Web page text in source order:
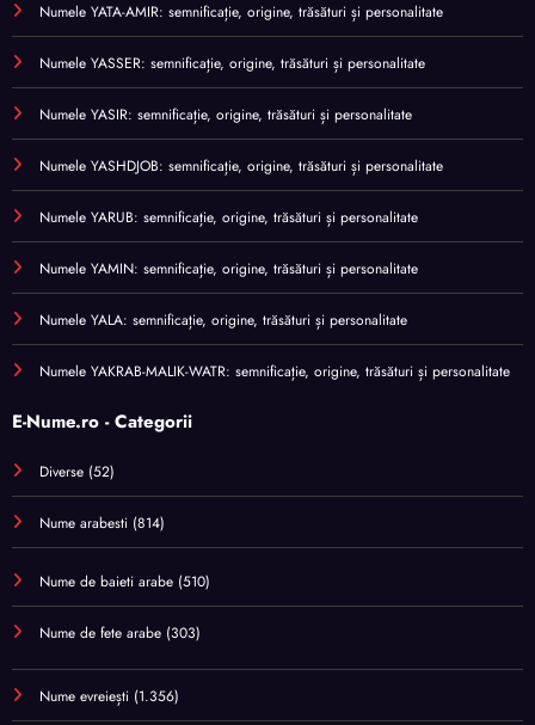
Numele YATA-AMIR: semnificație, origine, trăsături și personalitate
Numele YASSER: semnificație, origine, trăsături și personalitate
Numele YASIR: semnificație, origine, trăsături și personalitate
Numele YASHDJOB: semnificație, origine, trăsături și personalitate
Numele YARUB: semnificație, origine, trăsături și personalitate
Numele YAMIN: semnificație, origine, trăsături și personalitate
Numele YALA: semnificație, origine, trăsături și personalitate
Numele YAKRAB-MALIK-WATR: semnificație, origine, trăsături și personalitate
E-Nume.ro - Categorii
Diverse (52)
Nume arabesti (814)
Nume de baieti arabe (510)
Nume de fete arabe (303)
Nume evreiești (1.356)